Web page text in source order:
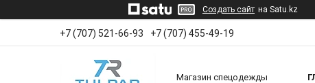
Создать сайт на Satu.kz
+7 (707) 521-66-93 +7 (707) 455-49-19
Магазин спецодежды